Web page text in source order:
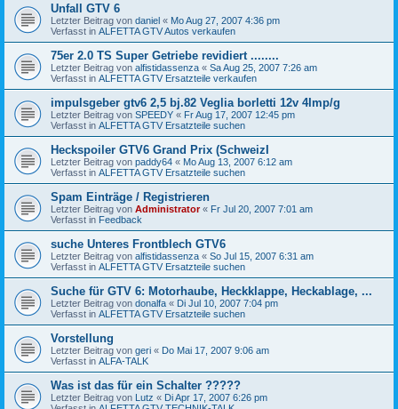
Unfall GTV 6
Letzter Beitrag von daniel « Mo Aug 27, 2007 4:36 pm
Verfasst in ALFETTA GTV Autos verkaufen
75er 2.0 TS Super Getriebe revidiert ........
Letzter Beitrag von alfistidassenza « Sa Aug 25, 2007 7:26 am
Verfasst in ALFETTA GTV Ersatzteile verkaufen
impulsgeber gtv6 2,5 bj.82 Veglia borletti 12v 4Imp/g
Letzter Beitrag von SPEEDY « Fr Aug 17, 2007 12:45 pm
Verfasst in ALFETTA GTV Ersatzteile suchen
Heckspoiler GTV6 Grand Prix (SchweizI
Letzter Beitrag von paddy64 « Mo Aug 13, 2007 6:12 am
Verfasst in ALFETTA GTV Ersatzteile suchen
Spam Einträge / Registrieren
Letzter Beitrag von Administrator« Fr Jul 20, 2007 7:01 am
Verfasst in Feedback
suche Unteres Frontblech GTV6
Letzter Beitrag von alfistidassenza « So Jul 15, 2007 6:31 am
Verfasst in ALFETTA GTV Ersatzteile suchen
Suche für GTV 6: Motorhaube, Heckklappe, Heckablage, ...
Letzter Beitrag von donalfa « Di Jul 10, 2007 7:04 pm
Verfasst in ALFETTA GTV Ersatzteile suchen
Vorstellung
Letzter Beitrag von geri « Do Mai 17, 2007 9:06 am
Verfasst in ALFA-TALK
Was ist das für ein Schalter ?????
Letzter Beitrag von Lutz « Di Apr 17, 2007 6:26 pm